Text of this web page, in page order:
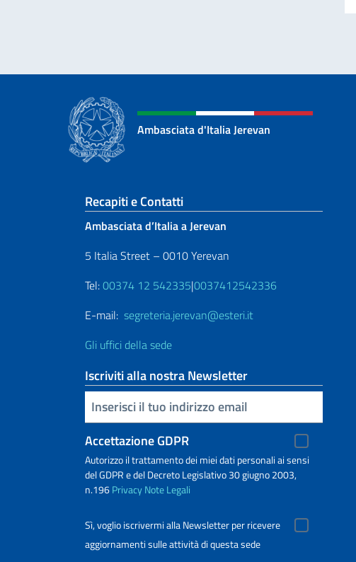
Ambasciata d'Italia Jerevan
Sezione footer
Recapiti e Contatti
Ambasciata d’Italia a Jerevan
5 Italia Street – 0010 Yerevan
Tel:00374 12 542335|0037412542336
E-mail: segreteria.jerevan@esteri.it
Gli uffici della sede
Iscriviti alla nostra Newsletter
Inserisci la tua email
Accettazione GDPR
Autorizzo il trattamento dei miei dati personali ai sensi
del GDPR e del Decreto Legislativo 30 giugno 2003,
n.196PrivacyNote Legali
Sì, voglio iscrivermi alla Newsletter per ricevere
aggiornamenti sulle attività di questa sede